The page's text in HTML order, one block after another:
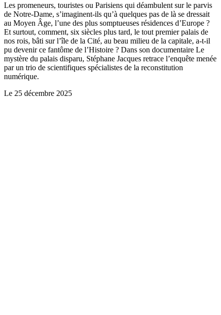
Les promeneurs, touristes ou Parisiens qui déambulent sur le parvis
de Notre-Dame, s’imaginent-ils qu’à quelques pas de là se dressait
au Moyen Âge, l’une des plus somptueuses résidences d’Europe ?
Et surtout, comment, six siècles plus tard, le tout premier palais de
nos rois, bâti sur l’île de la Cité, au beau milieu de la capitale, a-t-il
pu devenir ce fantôme de l’Histoire ? Dans son documentaire Le
mystère du palais disparu, Stéphane Jacques retrace l’enquête menée
par un trio de scientifiques spécialistes de la reconstitution
numérique.
Le 25 décembre 2025